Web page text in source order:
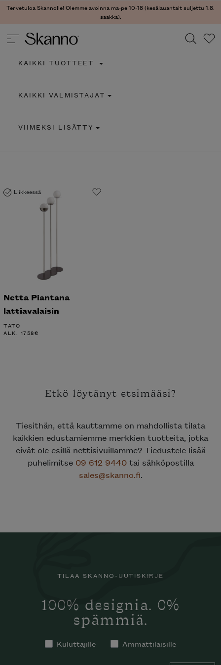
Tervetuloa Skannolle! Olemme avoinna ma-pe 10-18 (kesälauantait suljettu 1.8.
saakka).
Type 2 or more characters for results.
KAIKKI TUOTTEET
KAIKKI VALMISTAJAT
VIIMEKSI LISÄTTY
Liikkeessä
Netta Piantana
lattiavalaisin
TATO
ALK. 1758€
Etkö löytänyt etsimääsi?
Tiesithän, että kauttamme on mahdollista tilata
kaikkien edustamiemme merkkien tuotteita, jotka
eivät ole esillä nettisivuillamme? Tiedustele lisää
puhelimitse 09 612 9440tai sähköpostilla
sales@skanno.fi.
TILAA SKANNO-UUTISKIRJE
100% designia. 0%
spämmiä.
Kuluttajille Ammattilaisille